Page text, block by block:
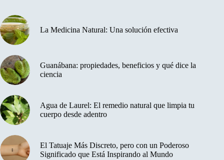
La Medicina Natural: Una solución efectiva
Guanábana: propiedades, beneficios y qué dice la
ciencia
Agua de Laurel: El remedio natural que limpia tu
cuerpo desde adentro
El Tatuaje Más Discreto, pero con un Poderoso
Significado que Está Inspirando al Mundo